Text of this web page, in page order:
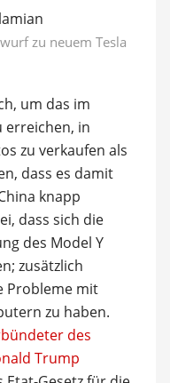
zu neuem Tesla
um das im
erreichen, in
zu verkaufen als
dass es damit
knapp
dass sich die
des Model Y
zusätzlich
Probleme mit
zu haben.
des
Trump